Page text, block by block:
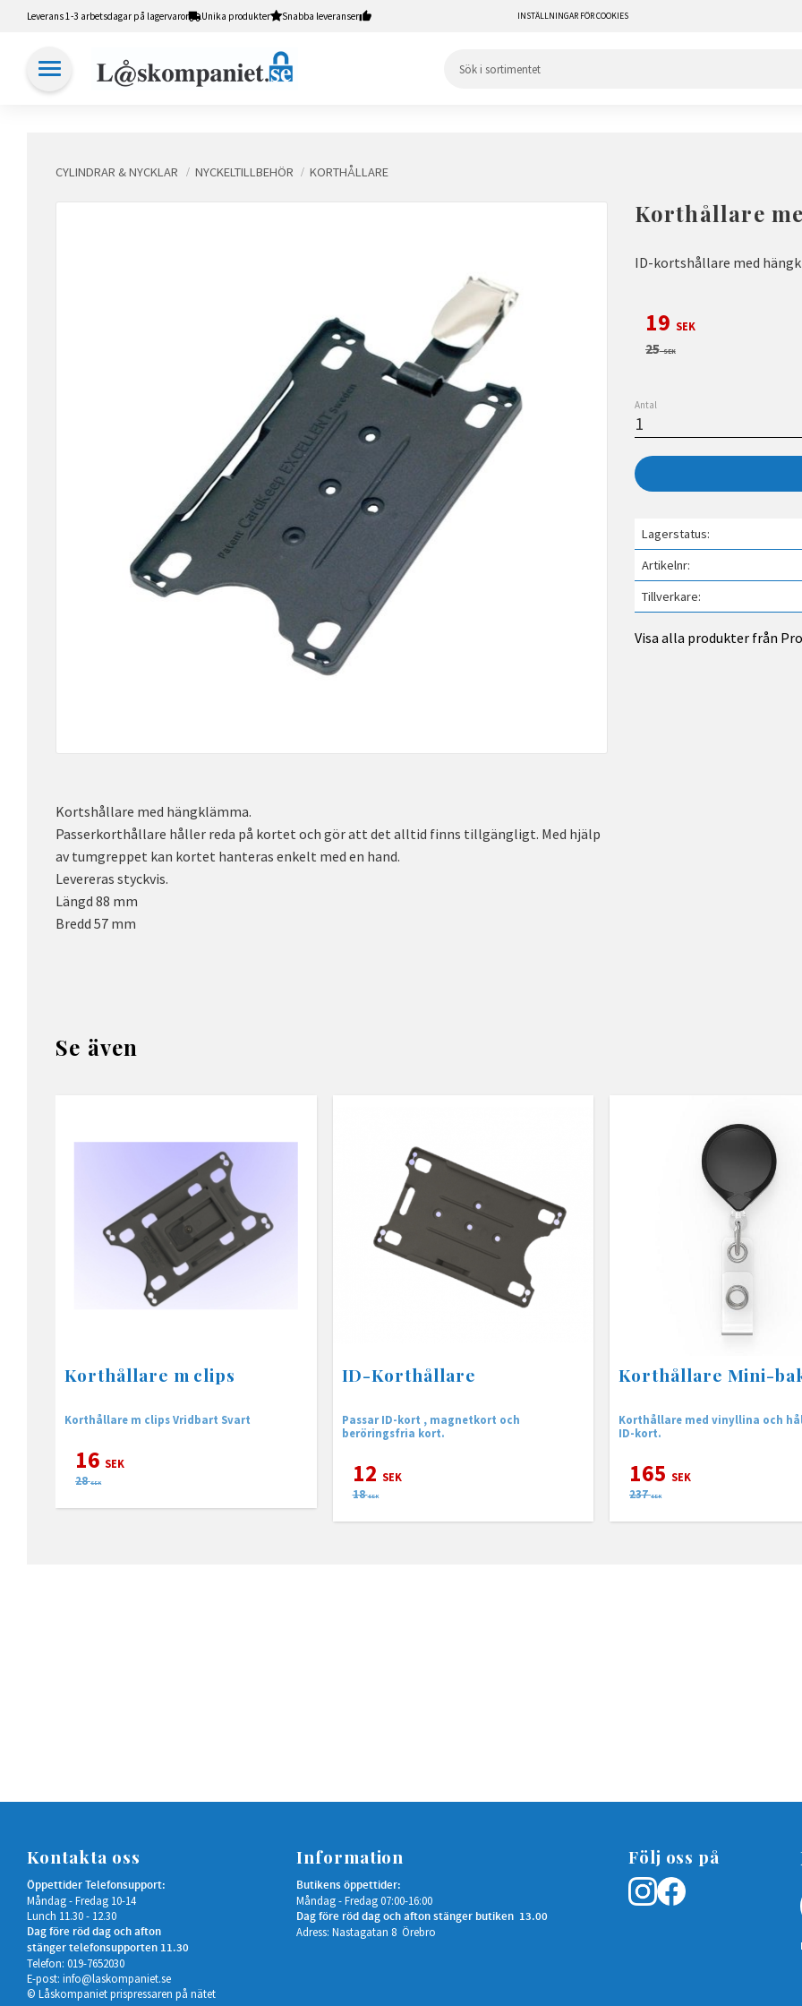
Leverans 1-3 arbetsdagar på lagervaror Unika produkter Snabba leveranser INSTÄLLNINGAR FÖR COOKIES
CYLINDRAR & NYCKLAR NYCKELTILLBEHÖR KORTHÅLLARE
Korthållare
ID-kortshållare med
Nedsatt pris:
19 SEK
Ordinarie pris:
25SEK
Antal
Lagerstatus
Artikelnr
Tillverkare
Visa alla produkter från
Kortshållare med hängklämma.
Passerkorthållare håller reda på kortet och gör att det alltid finns tillgängligt. Med hjälp
av tumgreppet kan kortet hanteras enkelt med en hand.
Levereras styckvis.
Längd 88 mm
Bredd 57 mm
Se även
Korthållare m clips
Korthållare m clips Vridbart Svart
16 SEK
28 SEK
ID-Korthållare
Passar ID-kort , magnetkort och
beröringsfria kort.
12 SEK
18 SEK
Korthållare Mini-
Korthållare med vinyllina och
ID-kort.
165 SEK
237 SEK
Kontakta oss
Öppettider Telefonsupport:
Måndag - Fredag 10-14
Lunch 11.30 - 12.30
Dag före röd dag och afton
stänger telefonsupporten 11.30
Telefon: 019-7652030
E-post: info@laskompaniet.se
© Låskompaniet prispressaren på nätet
Information
Butikens öppettider:
Måndag - Fredag 07:00-16:00
Dag före röd dag och afton stänger butiken 13.00
Adress: Nastagatan 8 Örebro
Följ oss på